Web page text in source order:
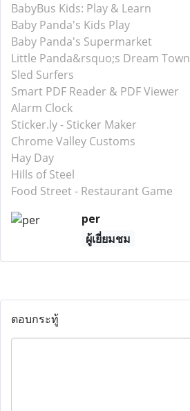
BabyBus Kids: Play & Learn
Baby Panda's Kids Play
Baby Panda's Supermarket
Little Panda&rsquo;s Dream Town
Sled Surfers
Smart PDF Reader & PDF Viewer
Alarm Clock
Sticker.ly - Sticker Maker
Chrome Valley Customs
Hay Day
Hills of Steel
Food Street - Restaurant Game
per
ผู้เยี่ยมชม
ตอบกระทู้